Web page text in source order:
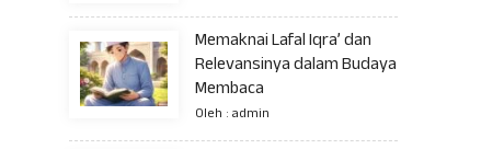
Memaknai Lafal Iqra’ dan
Relevansinya dalam Budaya
Membaca
Oleh : admin